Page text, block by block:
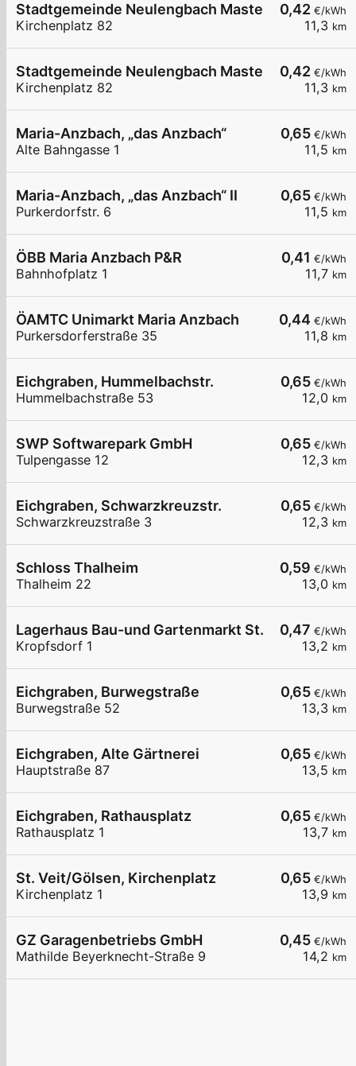
0,42 €/kWh
11,3 km
Stadtgemeinde Neulengbach Master LP2
Kirchenplatz 82
0,42 €/kWh
11,3 km
Stadtgemeinde Neulengbach Master LP1
Kirchenplatz 82
0,65 €/kWh
11,5 km
Maria-Anzbach, „das Anzbach“
Alte Bahngasse 1
0,65 €/kWh
11,5 km
Maria-Anzbach, „das Anzbach“ II
Purkerdorfstr. 6
0,41 €/kWh
11,7 km
ÖBB Maria Anzbach P&R
Bahnhofplatz 1
0,44 €/kWh
11,8 km
ÖAMTC Unimarkt Maria Anzbach
Purkersdorferstraße 35
0,65 €/kWh
12,0 km
Eichgraben, Hummelbachstr.
Hummelbachstraße 53
0,65 €/kWh
12,3 km
SWP Softwarepark GmbH
Tulpengasse 12
0,65 €/kWh
12,3 km
Eichgraben, Schwarzkreuzstr.
Schwarzkreuzstraße 3
0,59 €/kWh
13,0 km
Schloss Thalheim
Thalheim 22
0,47 €/kWh
13,2 km
Lagerhaus Bau-und Gartenmarkt St. Veit/Gölsen
Kropfsdorf 1
0,65 €/kWh
13,3 km
Eichgraben, Burwegstraße
Burwegstraße 52
0,65 €/kWh
13,5 km
Eichgraben, Alte Gärtnerei
Hauptstraße 87
0,65 €/kWh
13,7 km
Eichgraben, Rathausplatz
Rathausplatz 1
0,65 €/kWh
13,9 km
St. Veit/Gölsen, Kirchenplatz
Kirchenplatz 1
0,45 €/kWh
14,2 km
GZ Garagenbetriebs GmbH
Mathilde Beyerknecht-Straße 9